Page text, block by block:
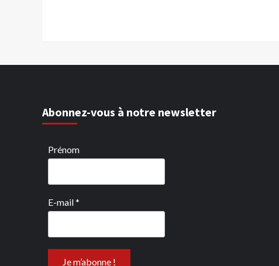
Abonnez-vous à notre newsletter
Prénom
E-mail*